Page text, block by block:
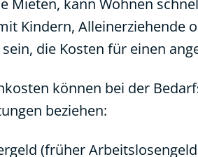
Mieten, kann Wohnen
Kindern, Alleinerziehende
die Kosten für einen
können bei der
beziehen:
(früher